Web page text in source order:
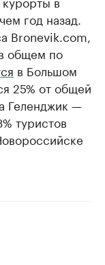
год назад.
Bronevik.com,
общем по
в Большом
25% от общей
Геленджик —
туристов